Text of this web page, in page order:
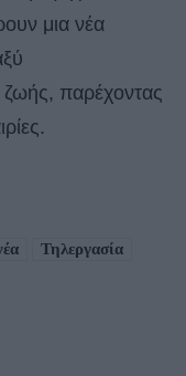
μια νέα
ζωής, παρέχοντας
Τηλεργασία